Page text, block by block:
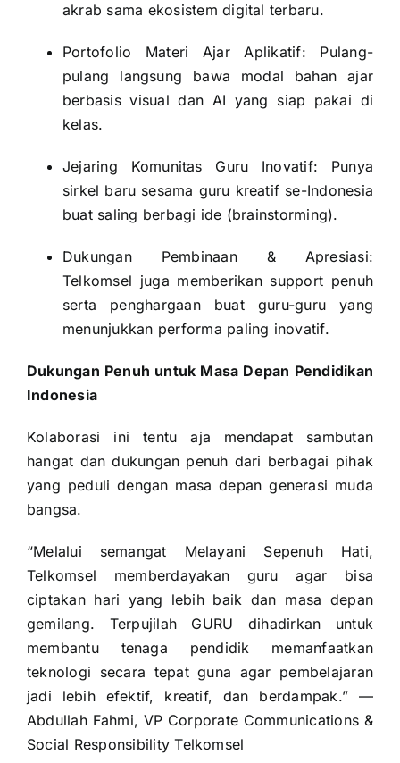
akrab sama ekosistem digital terbaru.
Portofolio Materi Ajar Aplikatif: Pulang-
pulang langsung bawa modal bahan ajar
berbasis visual dan AI yang siap pakai di
kelas.
Jejaring Komunitas Guru Inovatif: Punya
sirkel baru sesama guru kreatif se-Indonesia
buat saling berbagi ide (brainstorming).
Dukungan Pembinaan & Apresiasi:
Telkomsel juga memberikan support penuh
serta penghargaan buat guru-guru yang
menunjukkan performa paling inovatif.
Dukungan Penuh untuk Masa Depan Pendidikan
Indonesia
Kolaborasi ini tentu aja mendapat sambutan
hangat dan dukungan penuh dari berbagai pihak
yang peduli dengan masa depan generasi muda
bangsa.
“Melalui semangat Melayani Sepenuh Hati,
Telkomsel memberdayakan guru agar bisa
ciptakan hari yang lebih baik dan masa depan
gemilang. Terpujilah GURU dihadirkan untuk
membantu tenaga pendidik memanfaatkan
teknologi secara tepat guna agar pembelajaran
jadi lebih efektif, kreatif, dan berdampak.” —
Abdullah Fahmi, VP Corporate Communications &
Social Responsibility Telkomsel